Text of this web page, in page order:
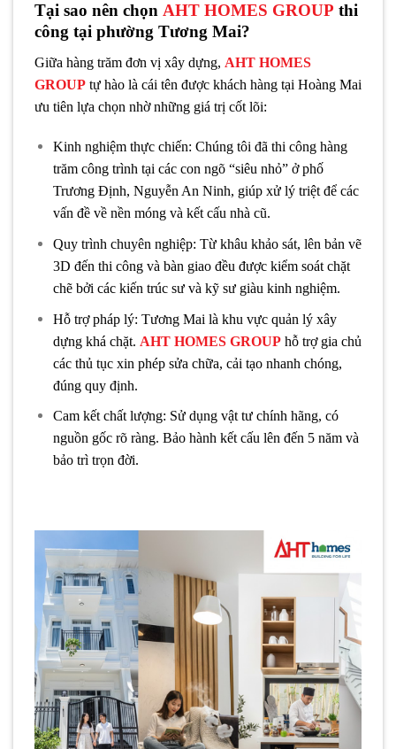
Tại sao nên chọn AHT HOMES GROUP thi
công tại phường Tương Mai?
Giữa hàng trăm đơn vị xây dựng, AHT HOMES
GROUP tự hào là cái tên được khách hàng tại Hoàng Mai
ưu tiên lựa chọn nhờ những giá trị cốt lõi:
Kinh nghiệm thực chiến: Chúng tôi đã thi công hàng
trăm công trình tại các con ngõ “siêu nhỏ” ở phố
Trương Định, Nguyễn An Ninh, giúp xử lý triệt để các
vấn đề về nền móng và kết cấu nhà cũ.
Quy trình chuyên nghiệp: Từ khâu khảo sát, lên bản vẽ
3D đến thi công và bàn giao đều được kiểm soát chặt
chẽ bởi các kiến trúc sư và kỹ sư giàu kinh nghiệm.
Hỗ trợ pháp lý: Tương Mai là khu vực quản lý xây
dựng khá chặt. AHT HOMES GROUPhỗ trợ gia chủ
các thủ tục xin phép sửa chữa, cải tạo nhanh chóng,
đúng quy định.
Cam kết chất lượng: Sử dụng vật tư chính hãng, có
nguồn gốc rõ ràng. Bảo hành kết cấu lên đến 5 năm và
bảo trì trọn đời.